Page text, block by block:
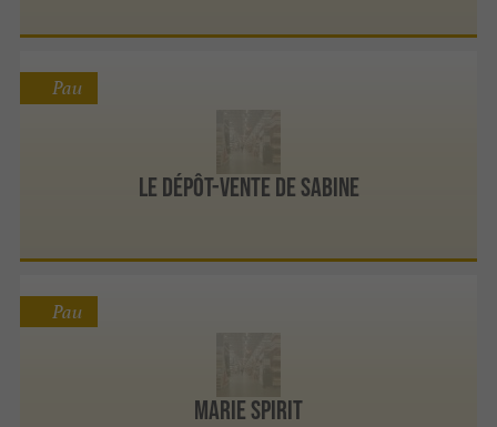
Le dépôt-vente de Sabine
Pau
Marie Spirit
Pau